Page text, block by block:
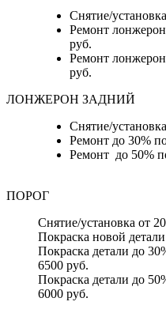
Снятие/
Ремонт
руб.
Ремонт
руб.
ЛОНЖЕРОН ЗАДНИЙ
Снятие/
Ремонт до 30%
Ремонт до 50%
ПОРОГ
Снятие/установка от
Покраска новой
Покраска детали до
6500 руб.
Покраска детали до
6000 руб.